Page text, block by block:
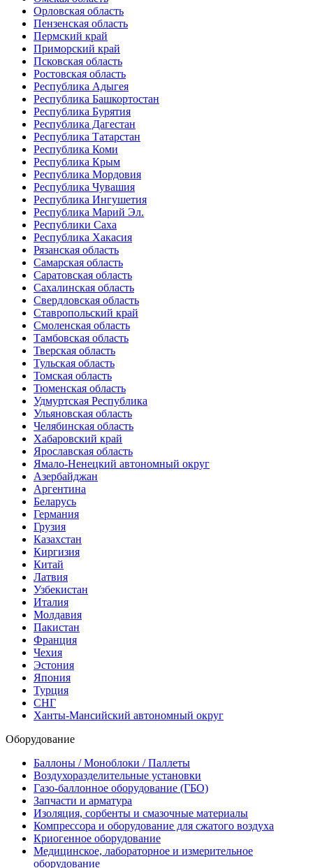
Орловская область
Пензенская область
Пермский край
Приморский край
Псковская область
Ростовская область
Республика Адыгея
Республика Башкортостан
Республика Бурятия
Республика Дагестан
Республика Татарстан
Республика Коми
Республика Крым
Республика Мордовия
Республика Чувашия
Республика Ингушетия
Республика Марий Эл.
Республики Саха
Республика Хакасия
Рязанская область
Самарская область
Саратовская область
Сахалинская область
Свердловская область
Ставропольский край
Смоленская область
Тамбовская область
Тверская область
Тульская область
Томская область
Тюменская область
Удмуртская Республика
Ульяновская область
Челябинская область
Хабаровский край
Ярославская область
Ямало-Ненецкий автономный округ
Азербайджан
Аргентина
Беларусь
Германия
Грузия
Казахстан
Киргизия
Китай
Латвия
Узбекистан
Италия
Молдавия
Пакистан
Франция
Чехия
Эстония
Япония
Турция
СНГ
Ханты-Мансийский автономный округ
Оборудование
Баллоны / Моноблоки / Паллеты
Воздухоразделительные установки
Газо-баллонное оборудование (ГБО)
Запчасти и арматура
Изоляция, сорбенты и смазочные материалы
Компрессора и оборудование для сжатого воздуха
Криогенное оборудование
Медицинское, лабораторное и измерительное
оборудование